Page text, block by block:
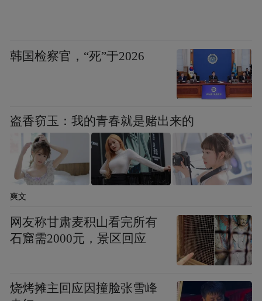
韩国检察官，“死”于2026
盗香窃玉：我的青春就是赌出来的
爽文
网友称甘肃麦积山看完所有
石窟需2000元，景区回应
烧烤摊主回应因撞脸张雪峰